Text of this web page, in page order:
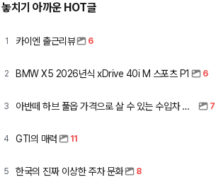
놓치기 아까운 HOT글
1 카이엔 출근리뷰 6
2 BMW X5 2026년식 xDrive 40i M 스포츠 P1 6
3 아반떼 하브 풀옵 가격으로 살 수 있는 수입차 모아봤습니다 (중고 포함) 7
4 GTI의 매력 11
5 한국의 진짜 이상한 주차 문화 8